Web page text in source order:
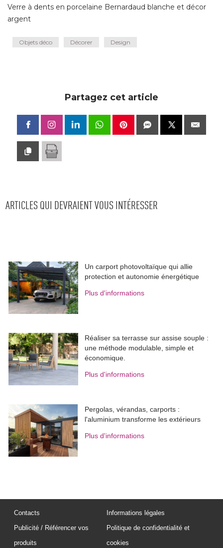
Verre à dents en porcelaine Bernardaud blanche et décor
argent
Objets déco Décorer Design
Partagez cet article
ARTICLES QUI DEVRAIENT VOUS INTÉRESSER
Un carport photovoltaïque qui allie
protection et autonomie énergétique
Plus d'informations
Réaliser sa terrasse sur assise souple :
une méthode modulable, simple et
économique.
Plus d'informations
Pergolas, vérandas, carports :
l'aluminium transforme les extérieurs
Plus d'informations
Contacts
Publicité / Référencer vos
produits
Informations légales
Politique de confidentialité et
cookies